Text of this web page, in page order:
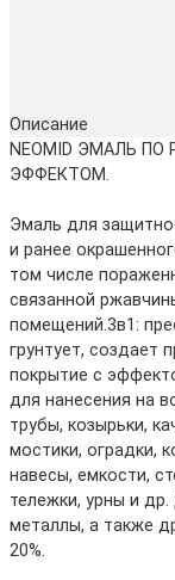
Описание
NEOMID ЭМАЛЬ
ЭФФЕКТОМ.
Эмаль для
и ранее
том числе
связанной
помещений.3в1:
грунтует, создает
покрытие c
для нанесения на
трубы, козырьки,
мостики, оградки,
навесы, емкости,
тележки, урны и
металлы, а также
20%.